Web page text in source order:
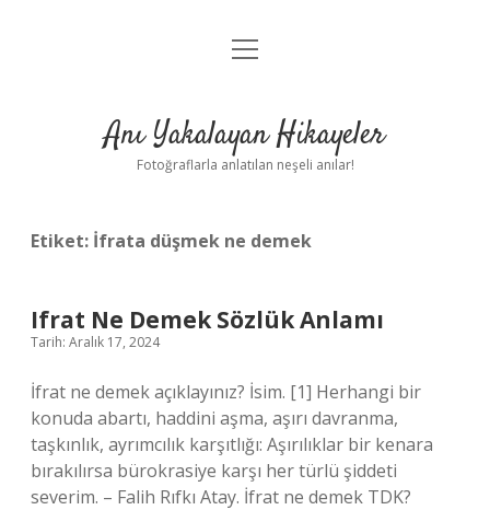
Anasayfa
Yasal Uyarı
menüyü
Anı Yakalayan Hikayeler
Fotoğraflarla anlatılan neşeli anılar!
Etiket: İfrata düşmek ne demek
Ifrat Ne Demek Sözlük Anlamı
Tarih: Aralık 17, 2024
İfrat ne demek açıklayınız? İsim. [1] Herhangi bir
konuda abartı, haddini aşma, aşırı davranma,
taşkınlık, ayrımcılık karşıtlığı: Aşırılıklar bir kenara
bırakılırsa bürokrasiye karşı her türlü şiddeti
severim. – Falih Rıfkı Atay. İfrat ne demek TDK?